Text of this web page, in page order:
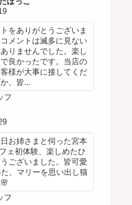
をありがとうございま
メントは滅多に見ない
りませんでした。楽し
良かったです。当店の
様が大事に接してくだ
、皆...
フ
お姉さまと伺った宮本
ェ初体験、楽しめたひ
ございました。皆可愛
、マリーを思い出し猫
フ